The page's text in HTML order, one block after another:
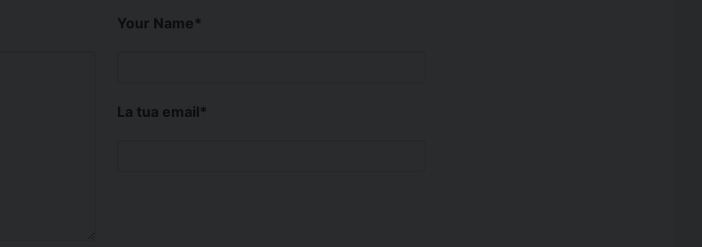
Your Name*
La tua email*